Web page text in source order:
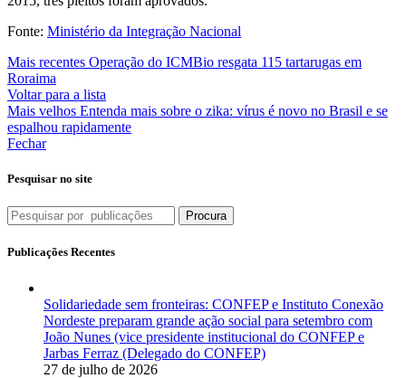
Fonte: Ministério da Integração Nacional
Mais recentes Operação do ICMBio resgata 115 tartarugas em
Roraima
Voltar para a lista
Mais velhos Entenda mais sobre o zika: vírus é novo no Brasil e se
espalhou rapidamente
Fechar
Pesquisar no site
Procura
Publicações Recentes
Solidariedade sem fronteiras: CONFEP e Instituto Conexão
Nordeste preparam grande ação social para setembro com
João Nunes (vice presidente institucional do CONFEP e
Jarbas Ferraz (Delegado do CONFEP)
27 de julho de 2026